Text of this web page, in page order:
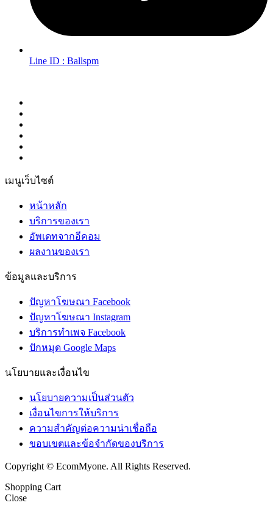
Line ID : Ballspm
เมนูเว็บไซต์
หน้าหลัก
บริการของเรา
อัพเดทจากอีคอม
ผลงานของเรา
ข้อมูลและบริการ
ปัญหาโฆษณา Facebook
ปัญหาโฆษณา Instagram
บริการทำเพจ Facebook
ปักหมุด Google Maps
นโยบายและเงื่อนไข
นโยบายความเป็นส่วนตัว
เงื่อนไขการให้บริการ
ความสำคัญต่อความน่าเชื่อถือ
ขอบเขตและข้อจำกัดของบริการ
Copyright © EcomMyone. All Rights Reserved.
Shopping Cart
Close